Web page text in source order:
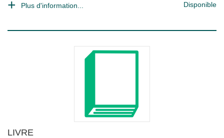
Plus d'information... Disponible
LIVRE